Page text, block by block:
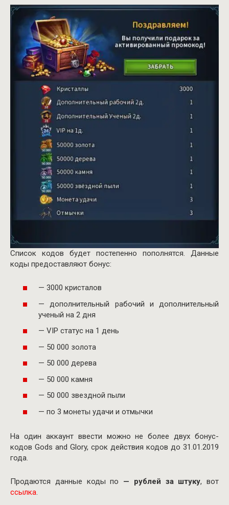
Список кодов будет постепенно пополнятся. Данные
коды предоставляют бонус:
— 3000 кристалов
— дополнительный рабочий и дополнительный
ученый на 2 дня
— VIP статус на 1 день
— 50 000 золота
— 50 000 дерева
— 50 000 камня
— 50 000 звездной пыли
— по 3 монеты удачи и отмычки
На один аккаунт ввести можно не более двух бонус-
кодов Gods and Glory, срок действия кодов до 31.01.2019
года.
Продаются данные коды по — рублей за штуку, вот
ссылка.